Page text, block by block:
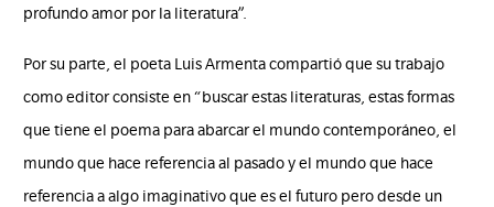
profundo amor por la literatura”.
Por su parte, el poeta Luis Armenta compartió que su trabajo
como editor consiste en “buscar estas literaturas, estas formas
que tiene el poema para abarcar el mundo contemporáneo, el
mundo que hace referencia al pasado y el mundo que hace
referencia a algo imaginativo que es el futuro pero desde un